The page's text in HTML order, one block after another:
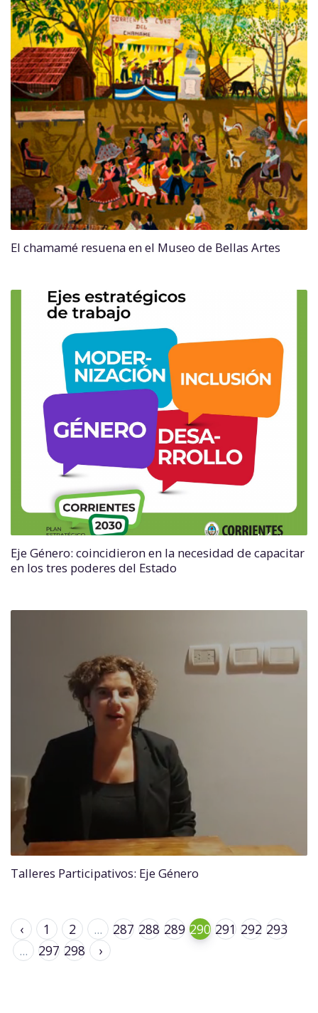
El chamamé resuena en el Museo de Bellas Artes
Eje Género: coincidieron en la necesidad de capacitar
en los tres poderes del Estado
Talleres Participativos: Eje Género
‹ 1 2 ... 287 288 289 290 291 292 293
...
297 298 ›